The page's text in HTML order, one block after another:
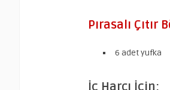
Pırasalı
6 adet yufka